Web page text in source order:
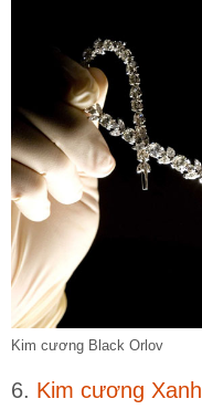
Kim cương Black Orlov
6. Kim cương Xanh